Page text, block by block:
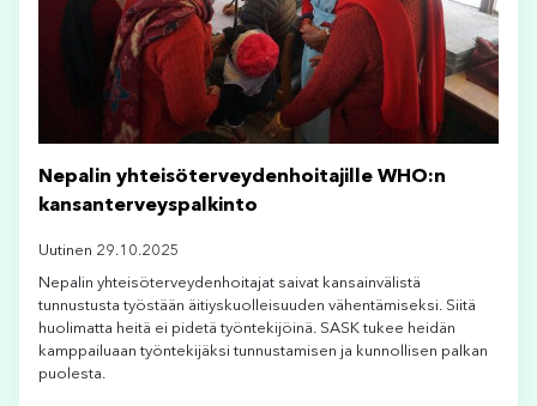
Nepalin yhteisöterveydenhoitajille WHO:n
kansanterveyspalkinto
Uutinen 29.10.2025
Nepalin yhteisöterveydenhoitajat saivat kansainvälistä
tunnustusta työstään äitiyskuolleisuuden vähentämiseksi. Siitä
huolimatta heitä ei pidetä työntekijöinä. SASK tukee heidän
kamppailuaan työntekijäksi tunnustamisen ja kunnollisen palkan
puolesta.